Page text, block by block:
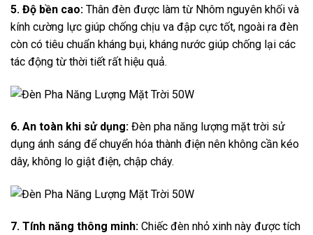
5. Độ bền cao: Thân đèn được làm từ Nhôm nguyên khối và
kính cường lực giúp chống chịu va đập cực tốt, ngoài ra đèn
còn có tiêu chuẩn kháng bụi, kháng nước giúp chống lại các
tác động từ thời tiết rất hiệu quả.
6. An toàn khi sử dụng: Đèn pha năng lượng mặt trời sử
dụng ánh sáng để chuyển hóa thành điện nên không cần kéo
dây, không lo giật điện, chập cháy.
7. Tính năng thông minh: Chiếc đèn nhỏ xinh này được tích